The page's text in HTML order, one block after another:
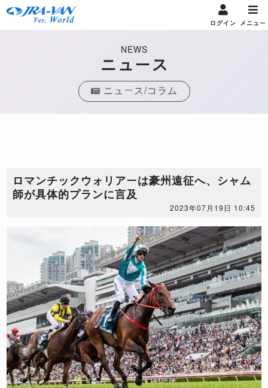
ログイン メニュー
NEWS
ニュース
ニュース/コラム
ロマンチックウォリアーは豪州遠征へ、シャム
師が具体的プランに言及
2023年07月19日 10:45